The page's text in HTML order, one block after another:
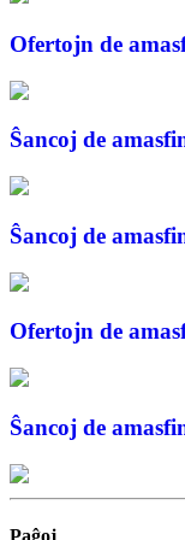
Ofertojn de
Ŝancoj de
Ŝancoj de
Ofertojn de
Ŝancoj de
Paĝoj